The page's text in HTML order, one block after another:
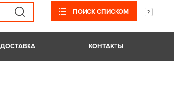
ПОИСК СПИСКОМ
ДОСТАВКА КОНТАКТЫ